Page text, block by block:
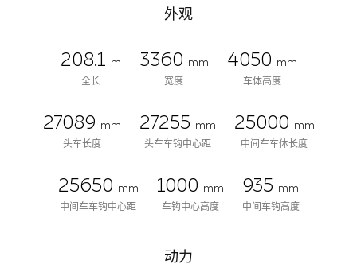
外观
208.1 m
全长
3360 mm
宽度
4050 mm
车体高度
27089 mm
头车长度
27255 mm
头车车钩中心距
25000 mm
中间车车体长度
25650 mm
中间车车钩中心距
1000 mm
车钩中心高度
935 mm
中间车钩高度
动力